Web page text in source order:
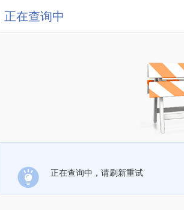
正在查询中
正在查询中，请刷新重试